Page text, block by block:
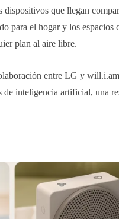
dispositivos que llegan
para el hogar y los
plan al aire libre.
entre LG y
inteligencia artificial, una